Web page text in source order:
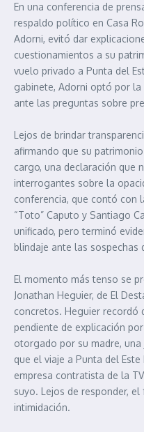
En una conferencia de
respaldo político en Casa
Adorni, evitó dar
cuestionamientos a su
vuelo privado a Punta del
gabinete, Adorni optó por
ante las preguntas sobre
Lejos de brindar
afirmando que su
cargo, una declaración que
interrogantes sobre la
conferencia, que contó con
“Toto” Caputo y Santiago
unificado, pero terminó
blindaje ante las sospechas
El momento más tenso se
Jonathan Heguier, de El
concretos. Heguier recordó
pendiente de explicación
otorgado por su madre,
que el viaje a Punta del
empresa contratista de la
suyo. Lejos de responder,
intimidación.